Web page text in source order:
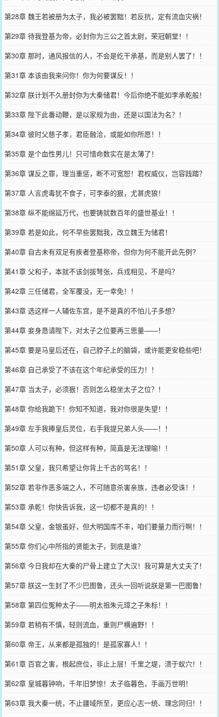
第28章 魏王若被册为太子，我必被罢黜！若反抗，定有流血灾祸！
第29章 待我登基为帝，必封你为三公之首太尉，荣冠朝堂！！
第30章 那时，通风报信的人，不会是纥干承基，而是别人罢了！！
第31章 本该由我来问你！你为何要谋反！！
第32章 朕计划不久册封你为大秦储君！今后你绝不能如李承乾般！
第33章 陛下此番动鞭，是以家规为由，还是以国法为名？！
第34章 彼时父慈子孝，君臣融洽，或能如你所愿！！
第35章 是个血性男儿！只可惜命数实在是太薄了！
第36章 谋反之罪，理当重惩，断不可宽恕！君权威仪，岂容践踏？
第37章 人言虎毒犹不食子，可李泰的狠，尤甚虎狼！
第38章 纵不能绵延万代，也要铸就数百年的盛世基业！！
第39章 若是如此，何不早些罢黜我，改立魏王为储君！
第40章 自古未有双足有疾者登基称帝，但你为何不能开此先例?
第41章 父和子，本就不该剑拔弩张，兵戎相见，不是吗？
第42章 三任储君，全军覆没，无一幸免！！
第43章 选这样一人辅佐东宫，是不是真的不怕儿子多想？
第44章 妾身恳请陛下，对太子之位要再三思量——！
第45章 要是马皇后还在，自己脖子上的脑袋，或许能更安稳些吧！
第46章 自己承受了不该在这个年纪承受的压力！！
第47章 当太子，必须狠！否则怎么稳坐太子之位？！
第48章 你给我跪下！你知不知道，我对你很是失望！！
第49章 左手我捧皇后灵位，右手我提兄弟人头——！！
第50章 人可以有种，但这样有种，简直是无法理喻！！
第51章 父皇，我只希望让你背上千古的骂名！！
第52章 若非作恶多端之人，不可随意杀害亲族，违者必受诛！！
第53章 承乾！你快告诉我，这一切都不是真的！！
第54章 父皇，金银虽好，但大明国库不丰，咱们要量力而行啊！！
第55章 你们心中所指的贤能太子，到底是谁？
第56章 今日我却在大秦的尸骨上建立了大汉！我可算是大丈夫了！
第57章 朕这一生封了不少巴图鲁，还头一回听说朕是第一巴图鲁！
第58章 第四位冤种太子——明太祖朱元璋之子朱标！！
第59章 若稍有不慎，轻则流血，重则尸横遍野！！
第60章 帝王，从来都是孤独的！是孤家寡人！！
第61章 百官之害，根起庶位，非止上层！千里之堤，溃于蚁穴！！
第62章 皇城暮钟响，千年旧梦惊！太子临暮色，手画万世明！
第63章 我大秦一统，不止疆域所至，更应心志一统、理念同归！！